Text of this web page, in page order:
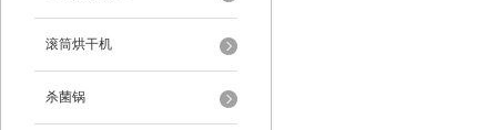
滚筒烘干机
杀菌锅